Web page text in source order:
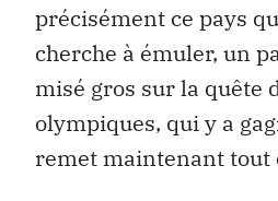
précisément ce pays
cherche à émuler, un
misé gros sur la quête
olympiques, qui y a
remet maintenant tout